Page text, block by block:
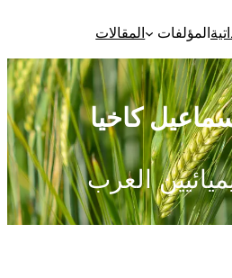
المؤلفات المقالات
كاخيا
العرب